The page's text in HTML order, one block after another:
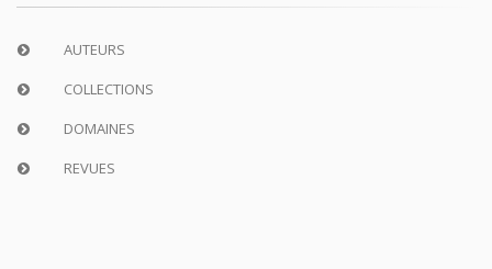
AUTEURS
COLLECTIONS
DOMAINES
REVUES